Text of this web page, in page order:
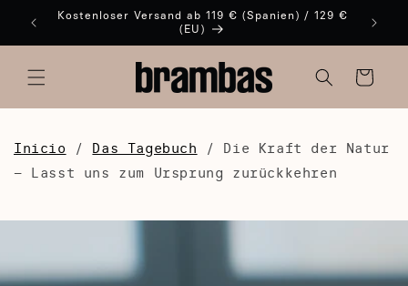
ZUM
Kostenloser Versand ab 119 € (Spanien) / 129 €
(EU)
Warenkorb
Inicio / Das Tagebuch / Die Kraft der Natur
– Lasst uns zum Ursprung zurückkehren